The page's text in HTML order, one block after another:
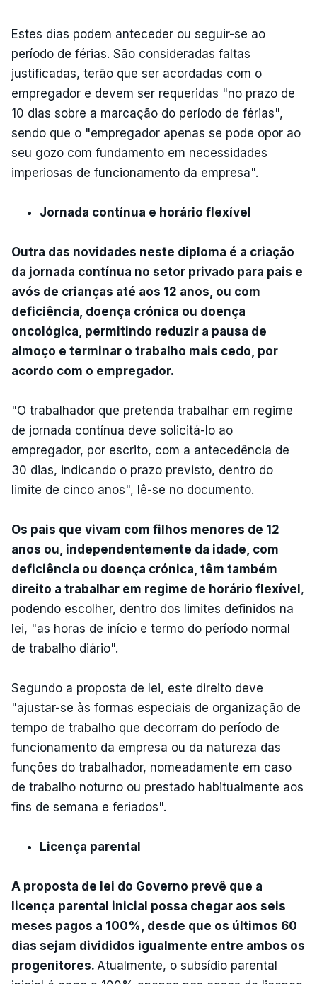
Estes dias podem anteceder ou seguir-se ao
período de férias. São consideradas faltas
justificadas, terão que ser acordadas com o
empregador e devem ser requeridas "no prazo de
10 dias sobre a marcação do período de férias",
sendo que o "empregador apenas se pode opor ao
seu gozo com fundamento em necessidades
imperiosas de funcionamento da empresa".
Jornada contínua e horário flexível
Outra das novidades neste diploma é a criação
da jornada contínua no setor privado para pais e
avós de crianças até aos 12 anos, ou com
deficiência, doença crónica ou doença
oncológica, permitindo reduzir a pausa de
almoço e terminar o trabalho mais cedo, por
acordo com o empregador.
"O trabalhador que pretenda trabalhar em regime
de jornada contínua deve solicitá-lo ao
empregador, por escrito, com a antecedência de
30 dias, indicando o prazo previsto, dentro do
limite de cinco anos", lê-se no documento.
Os pais que vivam com filhos menores de 12
anos ou, independentemente da idade, com
deficiência ou doença crónica, têm também
direito a trabalhar em regime de horário flexível,
podendo escolher, dentro dos limites definidos na
lei, "as horas de início e termo do período normal
de trabalho diário".
Segundo a proposta de lei, este direito deve
"ajustar-se às formas especiais de organização de
tempo de trabalho que decorram do período de
funcionamento da empresa ou da natureza das
funções do trabalhador, nomeadamente em caso
de trabalho noturno ou prestado habitualmente aos
fins de semana e feriados".
Licença parental
A proposta de lei do Governo prevê que a
licença parental inicial possa chegar aos seis
meses pagos a 100%, desde que os últimos 60
dias sejam divididos igualmente entre ambos os
progenitores. Atualmente, o subsídio parental